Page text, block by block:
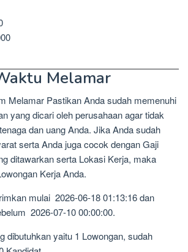
Melamar
Melamar Pastikan Anda sudah memenuhi
yang dicari oleh perusahaan agar tidak
dan uang Anda. Jika Anda sudah
serta Anda juga cocok dengan Gaji
ditawarkan serta Lokasi Kerja, maka
Kerja Anda.
mulai 2026-06-18 01:13:16 dan
2026-07-10 00:00:00.
dibutuhkan yaitu 1 Lowongan, sudah